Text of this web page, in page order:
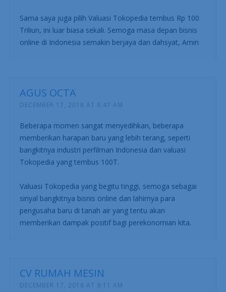
Sama saya juga pilih Valuasi Tokopedia tembus Rp 100
Triliun, ini luar biasa sekali. Semoga masa depan bisnis
online di Indonesia semakin berjaya dan dahsyat, Amin
AGUS OCTA
DECEMBER 17, 2018 AT 8:47 AM
Beberapa momen sangat menyedihkan, beberapa
memberikan harapan baru yang lebih terang, seperti
bangkitnya industri perfilman Indonesia dan valuasi
Tokopedia yang tembus 100T.
Valuasi Tokopedia yang begitu tinggi, semoga sebagai
sinyal bangkitnya bisnis online dan lahirnya para
pengusaha baru di tanah air yang tentu akan
memberikan dampak positif bagi perekonomian kita.
CV RUMAH MESIN
DECEMBER 17, 2018 AT 9:11 AM